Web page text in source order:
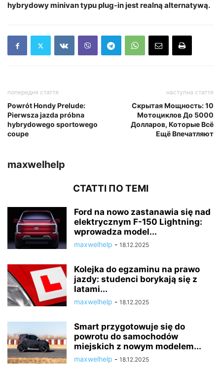
hybrydowy minivan typu plug-in jest realną alternatywą.
попередня стаття
Powrót Hondy Prelude:
Pierwsza jazda próbna
hybrydowego sportowego
coupe
наступна стаття
Скрытая Мощность: 10
Мотоциклов До 5000
Долларов, Которые Всё
Ещё Впечатляют
maxwelhelp
СТАТТІ ПО ТЕМІ
Ford na nowo zastanawia się nad
elektrycznym F-150 Lightning:
wprowadza model...
maxwelhelp - 18.12.2025
Kolejka do egzaminu na prawo
jazdy: studenci borykają się z
latami...
maxwelhelp - 18.12.2025
Smart przygotowuje się do
powrotu do samochodów
miejskich z nowym modelem...
maxwelhelp - 18.12.2025